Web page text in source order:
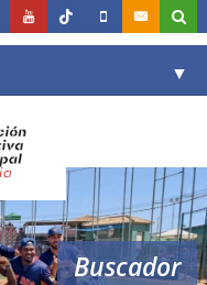
▼
▼
▼
Buscador